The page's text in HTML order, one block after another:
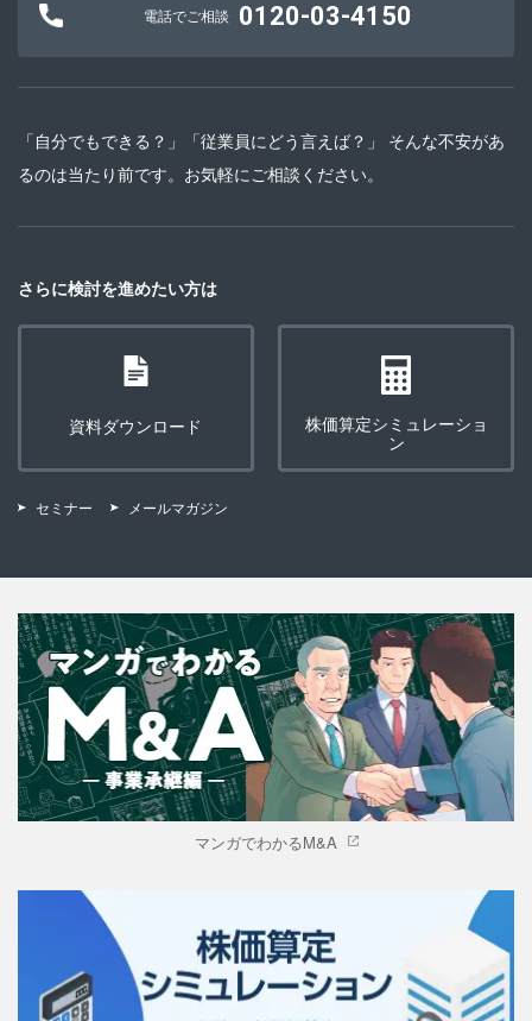
電話でご相談 0120-03-4150
「自分でもできる？」「従業員にどう言えば？」 そんな不安があ
るのは当たり前です。お気軽にご相談ください。
さらに検討を進めたい方は
資料ダウンロード
株価算定シミュレーショ
ン
セミナー メールマガジン
マンガでわかるM&A